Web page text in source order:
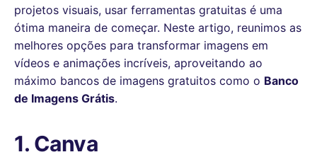
projetos visuais, usar ferramentas gratuitas é uma
ótima maneira de começar. Neste artigo, reunimos as
melhores opções para transformar imagens em
vídeos e animações incríveis, aproveitando ao
máximo bancos de imagens gratuitos como o Banco
de Imagens Grátis.
1. Canva